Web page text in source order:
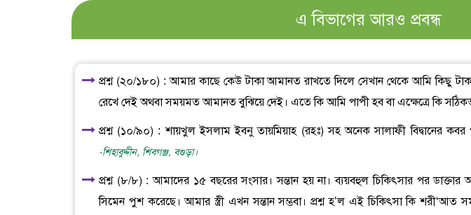
এ বিভাগের আরও প্রবন্ধ
প্রশ্ন (২০/১৮০) : আমার কাছে কেউ টাকা আমানত রাখতে দিলে সেখান থেকে আমি কিছু
রেখে দেই অথবা সময়মত আমানত বুঝিয়ে দেই। এতে কি আমি পাপী হব বা এক্ষেত্রে কি
প্রশ্ন (১০/৯০) : শায়খুল ইসলাম ইবনু তায়মিয়াহ (রহঃ) সহ অনেক সালাফী বিদ্বানের
-শিহাবুদ্দীন, শিবগঞ্জ, বগুড়া।
প্রশ্ন (৮/৮) : আমাদের ১৫ বছরের সংসার। সন্তান হয় না। ব্যয়বহুল চিকিৎসার পর ডাক্তার
সিমেন পুশ করেছে। আমার স্ত্রী এখন সন্তান সম্ভবা। প্রশ্ন হ’ল এই চিকিৎসা কি শরী‘আত